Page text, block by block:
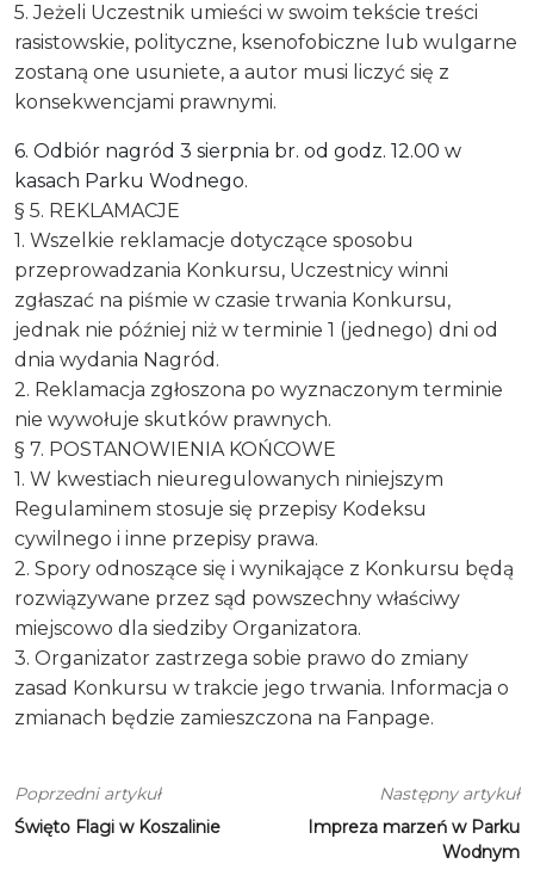
5. Jeżeli Uczestnik umieści w swoim tekście treści
rasistowskie, polityczne, ksenofobiczne lub wulgarne
zostaną one usuniete, a autor musi liczyć się z
konsekwencjami prawnymi.
6. Odbiór nagród 3 sierpnia br. od godz. 12.00 w
kasach Parku Wodnego.
§ 5. REKLAMACJE
1. Wszelkie reklamacje dotyczące sposobu
przeprowadzania Konkursu, Uczestnicy winni
zgłaszać na piśmie w czasie trwania Konkursu,
jednak nie później niż w terminie 1 (jednego) dni od
dnia wydania Nagród.
2. Reklamacja zgłoszona po wyznaczonym terminie
nie wywołuje skutków prawnych.
§ 7. POSTANOWIENIA KOŃCOWE
1. W kwestiach nieuregulowanych niniejszym
Regulaminem stosuje się przepisy Kodeksu
cywilnego i inne przepisy prawa.
2. Spory odnoszące się i wynikające z Konkursu będą
rozwiązywane przez sąd powszechny właściwy
miejscowo dla siedziby Organizatora.
3. Organizator zastrzega sobie prawo do zmiany
zasad Konkursu w trakcie jego trwania. Informacja o
zmianach będzie zamieszczona na Fanpage.
Poprzedni artykuł
Święto Flagi w Koszalinie
Następny artykuł
Impreza marzeń w Parku
Wodnym